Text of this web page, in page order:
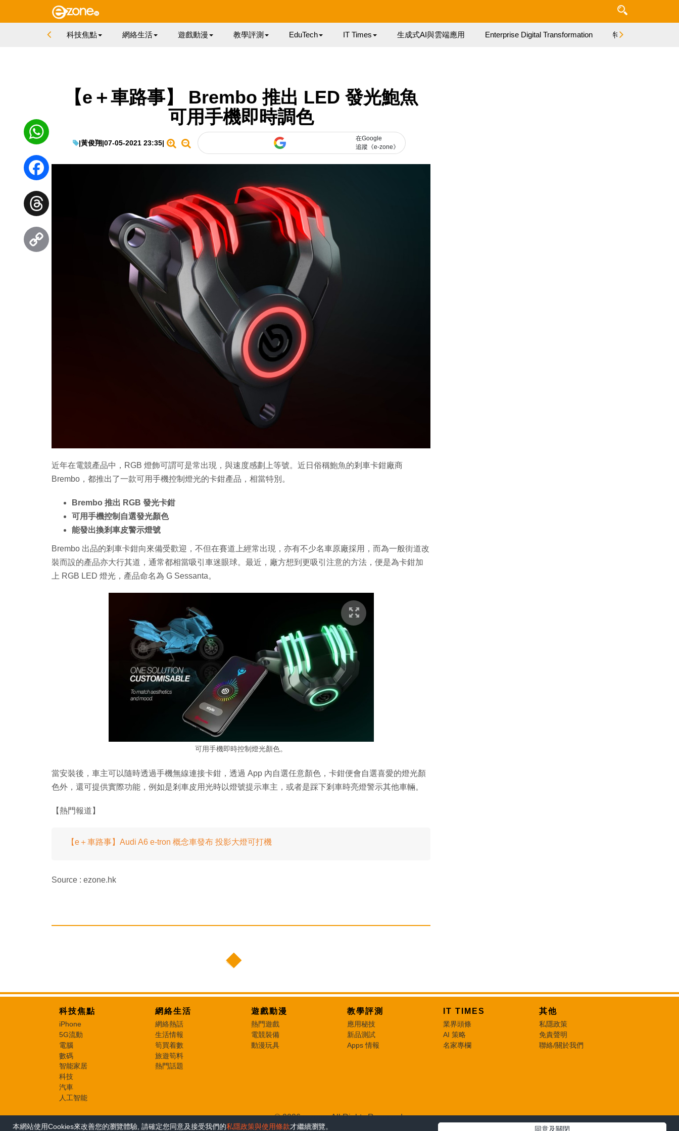
本網站使用Cookies來改善您的瀏覽體驗, 請確定您同意及接受我們的私隱政策與使用條款才繼續瀏覽。 同意及關閉
科技焦點 網絡生活 遊戲動漫 教學評測 EduTech IT Times 生成式AI與雲端應用 Enterprise Digital Transformation 特集
【e＋車路事】 Brembo 推出 LED 發光鮑魚
可用手機即時調色
|黃俊翔|07-05-2021 23:35|
在Google
追蹤《e-zone》
近年在電競產品中，RGB 燈飾可謂可是常出現，與速度感劃上等號。近日俗稱鮑魚的剎車卡鉗廠商
Brembo，都推出了一款可用手機控制燈光的卡鉗產品，相當特別。
Brembo 推出 RGB 發光卡鉗
可用手機控制自選發光顏色
能發出換剎車皮警示燈號
Brembo 出品的剎車卡鉗向來備受歡迎，不但在賽道上經常出現，亦有不少名車原廠採用，而為一般街道改
裝而設的產品亦大行其道，通常都相當吸引車迷眼球。最近，廠方想到更吸引注意的方法，便是為卡鉗加
上 RGB LED 燈光，產品命名為 G Sessanta。
可用手機即時控制燈光顏色。
當安裝後，車主可以隨時透過手機無線連接卡鉗，透過 App 內自選任意顏色，卡鉗便會自選喜愛的燈光顏
色外，還可提供實際功能，例如是剎車皮用光時以燈號提示車主，或者是踩下剎車時亮燈警示其他車輛。
【熱門報道】
【e＋車路事】Audi A6 e-tron 概念車發布 投影大燈可打機
Source : ezone.hk
WhatsApp
Facebook
Threads
科技焦點
iPhone
5G流動
電腦
數碼
智能家居
科技
汽車
人工智能
網絡生活
網絡熱話
生活情報
筍買着數
旅遊筍料
熱門話題
遊戲動漫
熱門遊戲
電競裝備
動漫玩具
教學評測
應用秘技
新品測試
Apps 情報
IT TIMES
業界頭條
AI 策略
名家專欄
其他
私隱政策
免責聲明
聯絡/關於我們
© 2026 e-zone. All Rights Reserved.